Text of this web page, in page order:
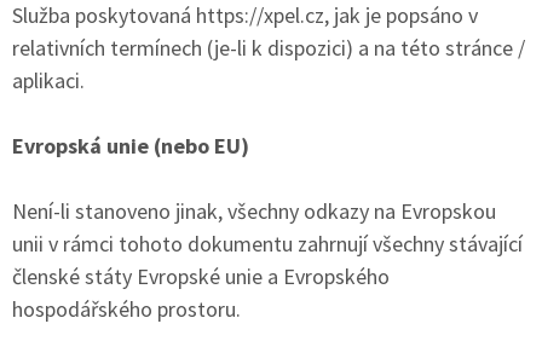
Služba poskytovaná https://xpel.cz, jak je popsáno v
relativních termínech (je-li k dispozici) a na této stránce /
aplikaci.
Evropská unie (nebo EU)
Není-li stanoveno jinak, všechny odkazy na Evropskou
unii v rámci tohoto dokumentu zahrnují všechny stávající
členské státy Evropské unie a Evropského
hospodářského prostoru.